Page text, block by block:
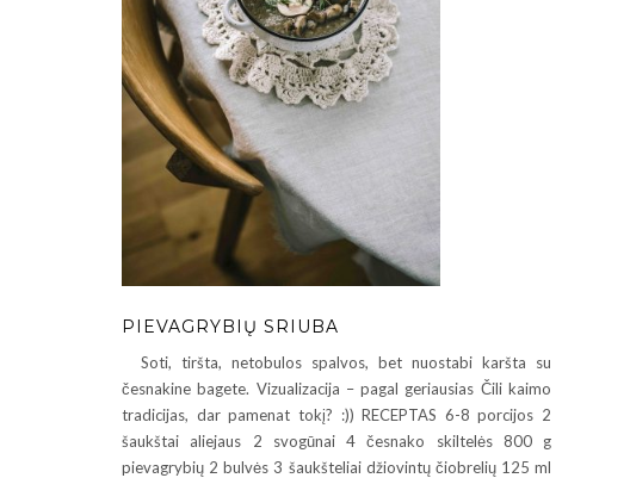
PIEVAGRYBIŲ SRIUBA
Soti, tiršta, netobulos spalvos, bet nuostabi karšta su
česnakine bagete. Vizualizacija – pagal geriausias Čili kaimo
tradicijas, dar pamenat tokį? :)) RECEPTAS 6-8 porcijos 2
šaukštai aliejaus 2 svogūnai 4 česnako skiltelės 800 g
pievagrybių 2 bulvės 3 šaukšteliai džiovintų čiobrelių 125 ml